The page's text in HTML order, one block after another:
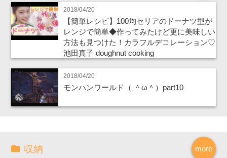
2018/04/20
【簡単レシピ】100均セリアのドーナツ型が
レンジで簡単◆作ってみたけど更に美味しい
方法も見つけた！カラフルデコレーション♡
池田真子 doughnut cooking
2018/04/20
モンハンワールド（ ＾ω＾）part10
more
収納